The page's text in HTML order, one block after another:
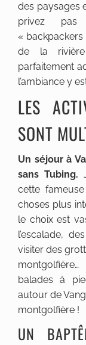
des paysages
privez
« backpackers
de la
parfaitement
l’ambiance y
LES
SONT
Un séjour à
sans Tubing.
cette
choses plus
le choix est
l’escalade,
visiter des
balades à
autour de
montgolfière !
UN